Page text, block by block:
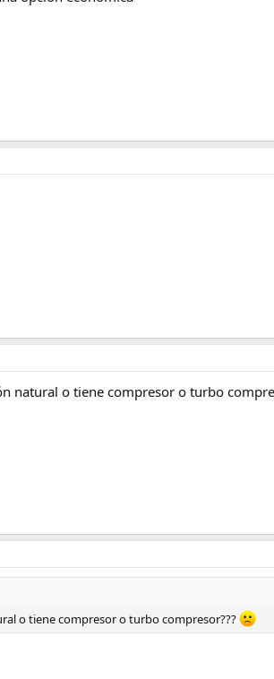
natural o tiene compresor o turbo
o tiene compresor o turbo compresor???